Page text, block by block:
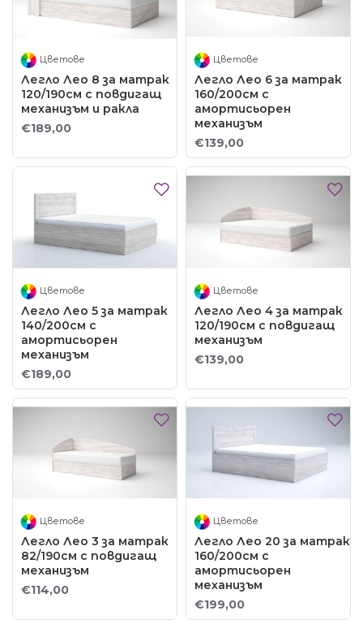
Цветове
Легло Лео 8 за матрак
120/190см с повдигащ
механизъм и ракла
€189,00
Цветове
Легло Лео 6 за матрак
160/200см с
амортисьорен
механизъм
€139,00
Цветове
Легло Лео 5 за матрак
140/200см с
амортисьорен
механизъм
€189,00
Цветове
Легло Лео 4 за матрак
120/190см с повдигащ
механизъм
€139,00
Цветове
Легло Лео 3 за матрак
82/190см с повдигащ
механизъм
€114,00
Цветове
Легло Лео 20 за матрак
160/200см с
амортисьорен
механизъм
€199,00